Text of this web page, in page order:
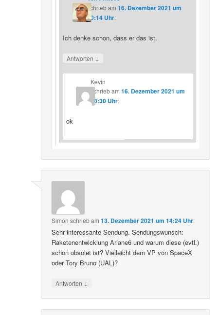
schriebam 16. Dezember 2021 um
20:14 Uhr:
Ich denke schon, dass er das ist.
Antworten ↓
Kevin
schriebam16. Dezember 2021 um
23:30 Uhr:
ok
Simon schriebam13. Dezember 2021 um 14:24 Uhr:
Sehr interessante Sendung. Sendungswunsch:
Raketenentwicklung Ariane6 und warum diese (evtl.)
schon obsolet ist? Vielleicht dem VP von SpaceX
oder Tory Bruno (UAL)?
Antworten ↓